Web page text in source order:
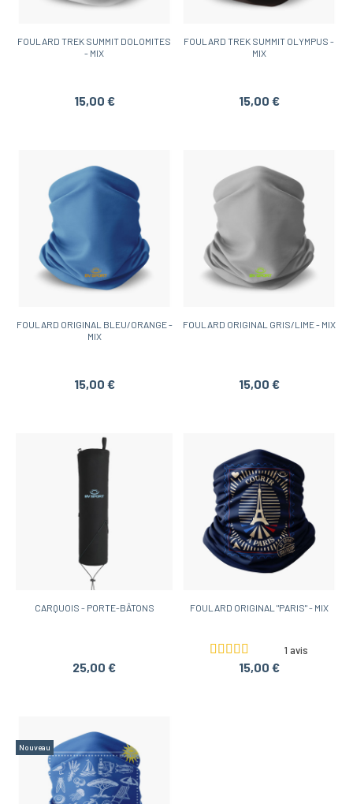
FOULARD TREK SUMMIT DOLOMITES
- MIX
15,00 €
FOULARD TREK SUMMIT OLYMPUS -
MIX
15,00 €
FOULARD ORIGINAL BLEU/ORANGE -
MIX
15,00 €
FOULARD ORIGINAL GRIS/LIME - MIX
15,00 €
CARQUOIS - PORTE-BÂTONS
25,00 €
FOULARD ORIGINAL "PARIS" - MIX
1 avis
15,00 €
Nouveau